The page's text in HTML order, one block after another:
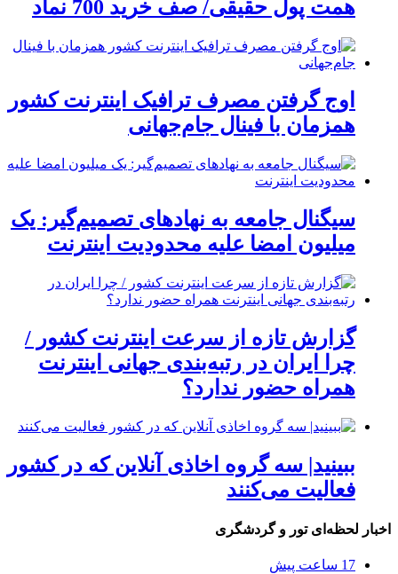
همت پول حقیقی/ صف خرید 700 نماد
اوج گرفتن مصرف ترافیک اینترنت کشور
همزمان با فینال جام‌جهانی
سیگنال جامعه به نهادهای تصمیم‌گیر: یک
میلیون امضا علیه محدودیت اینترنت
گزارش تازه از سرعت اینترنت کشور /
چرا ایران در رتبه‌بندی جهانی اینترنت
همراه حضور ندارد؟
ببینید| سه گروه اخاذی آنلاین که در کشور
فعالیت می‌کنند
اخبار لحظه‌ای تور و گردشگری
17 ساعت پیش